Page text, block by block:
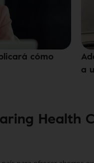
cómo
a
Health